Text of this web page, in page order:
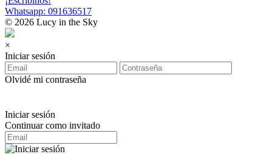
Whatsapp: 091636517
© 2026 Lucy in the Sky
×
Iniciar sesión
Olvidé mi contraseña
Iniciar sesión
Continuar como invitado